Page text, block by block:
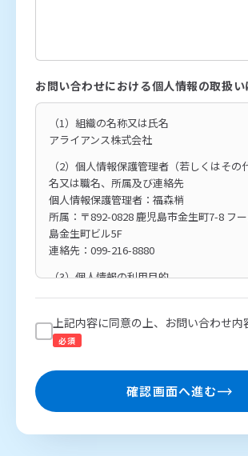
お問い合わせにおける個人情報の取扱い
（1）組織の名称又は氏名
アライアンス株式会社
（2）個人情報保護管理者（若しくはその
名又は職名、所属及び連絡先
個人情報保護管理者：福森梢
所属：〒892-0828 鹿児島市金生町7-8 フ
島金生町ビル5F
連絡先：099-216-8880
（3）個人情報の利用目的
（4）個人情報の第三者提供について
取得した個人情報は、法令等による場合を
取得した個人情報の取扱いの全部または、
ることがあります。その場合には、当社
上記内容に同意の上、お問い合わせ内
必須
確認画面へ進む